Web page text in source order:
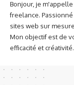
Bonjour, je
freelance.
sites web sur
Mon objectif est de
efficacité et créativité.